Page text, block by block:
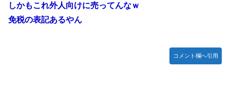
ソフトの入れ替えなんて10秒で済むのにそれを面倒くさいと
かDL版選ぶ理由だわとかなんなんアホなのか
【にじさんじ】本日20時から、ののはとあゆゆでコラボ！
しかもこれ外人向けに売ってんなｗ
免税の表記あるやん
コメント欄へ引用